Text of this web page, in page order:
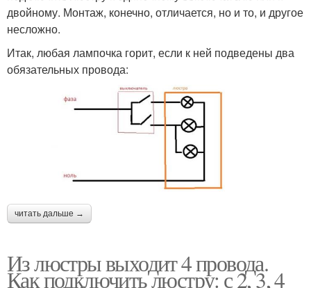
двойному. Монтаж, конечно, отличается, но и то, и другое
несложно.
Итак, любая лампочка горит, если к ней подведены два
обязательных провода:
читать дальше →
Из люстры выходит 4 провода.
Как подключить люстру: с 2, 3, 4